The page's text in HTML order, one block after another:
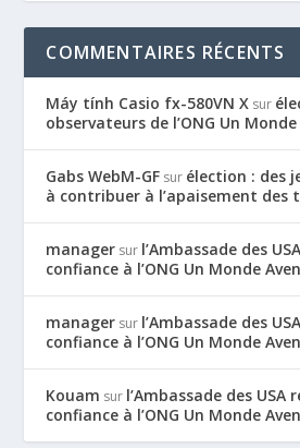
COMMENTAIRES RÉCENTS
Máy tính Casio fx-580VN X sur
observateurs de l’ONG Un
Gabs WebM-GF sur élection : des
à contribuer à l’apaisement des
manager sur l’Ambassade des
confiance à l’ONG Un Monde
manager sur l’Ambassade des
confiance à l’ONG Un Monde
Kouam sur l’Ambassade des USA
confiance à l’ONG Un Monde